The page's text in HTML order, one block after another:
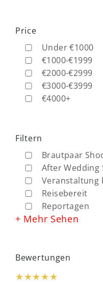
Price
Under €1000
€1000-€1999
€2000-€2999
€3000-€3999
€4000+
Filtern
Brautpaar
After Wedding
Veranstaltung
Reisebereit
Reportagen
+ Mehr Sehen
Bewertungen
★★★★★